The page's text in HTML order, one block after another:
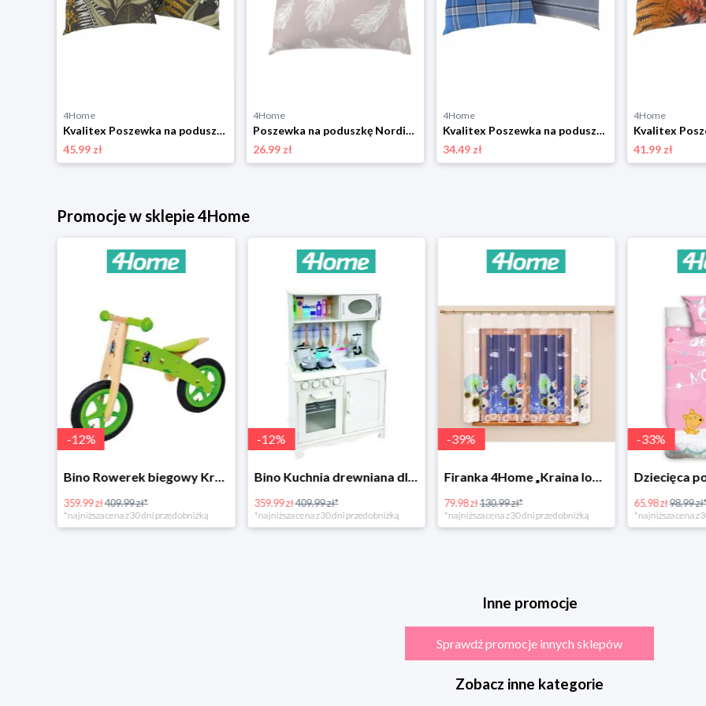
4Home
Kvalitex Poszewka na poduszkę Paproć, 40 x 40 cm, 2 szt.
45.99 zł
4Home
Poszewka na poduszkę Nordic Shelby beżowy, 40 x 40 cm Kvalitex
26.99 zł
4Home
Kvalitex Poszewka na poduszkę Campus niebieski, 40 x 40 cm, 2 szt.
34.49 zł
4Home
41.99 zł
Promocje w sklepie 4Home
-12%
Bino Rowerek biegowy Krecik
359.99 zł409.99 zł*
*najniższa cena z 30 dni przed obniżką
-12%
Bino Kuchnia drewniana dla dzieci Provence
359.99 zł409.99 zł*
*najniższa cena z 30 dni przed obniżką
-39%
Firanka 4Home „Kraina lodu” (Frozen)
79.98 zł130.99 zł*
*najniższa cena z 30 dni przed obniżką
-33%
65.98 zł98.99 zł*
*najniższa cena z
Inne promocje
Sprawdź promocje innych sklepów
Zobacz inne kategorie